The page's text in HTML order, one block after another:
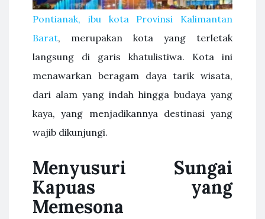
Pontianak, ibu kota Provinsi Kalimantan
Barat, merupakan kota yang terletak
langsung di garis khatulistiwa. Kota ini
menawarkan beragam daya tarik wisata,
dari alam yang indah hingga budaya yang
kaya, yang menjadikannya destinasi yang
wajib dikunjungi.
Menyusuri Sungai
Kapuas yang
Memesona